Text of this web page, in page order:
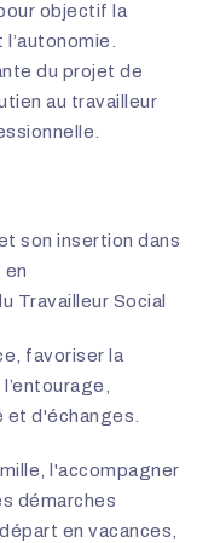
objectif la
du projet de
au travailleur
son insertion dans
en
Travailleur Social
favoriser la
et d'échanges.
l'accompagner
démarches
en vacances,